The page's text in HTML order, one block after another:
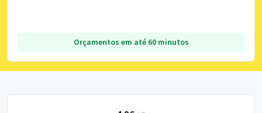
Orçamentos em até 60 minutos